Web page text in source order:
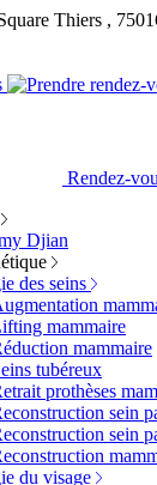
Thiers ,
Rendez-
Djian
des seins
mammaire
mammaire
tubéreux
prothèses
sein
sein
du visage